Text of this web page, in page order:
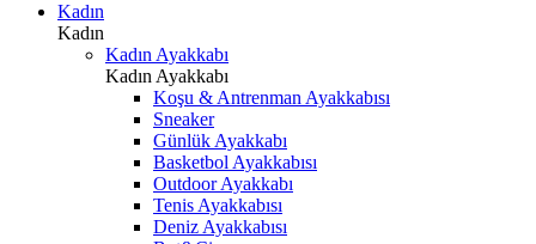
Kadın
Kadın
Kadın Ayakkabı
Kadın Ayakkabı
Koşu & Antrenman Ayakkabısı
Sneaker
Günlük Ayakkabı
Basketbol Ayakkabısı
Outdoor Ayakkabı
Tenis Ayakkabısı
Deniz Ayakkabısı